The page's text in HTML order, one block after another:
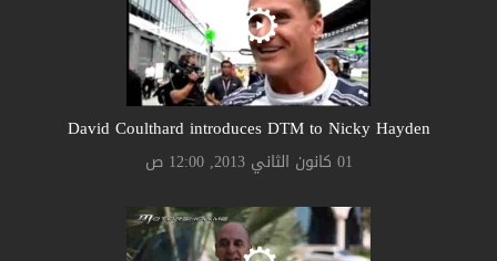
David Coulthard introduces DTM to Nicky Hayden
01 كانون الثاني 2013, 12:00 ص